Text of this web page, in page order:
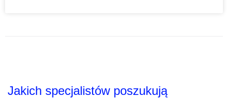
Jakich specjalistów poszukują